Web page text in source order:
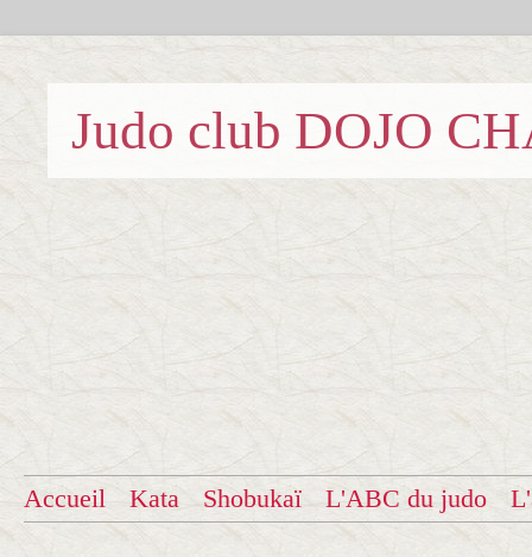
Judo club DOJO
Accueil Kata Shobukaï L'ABC du judo